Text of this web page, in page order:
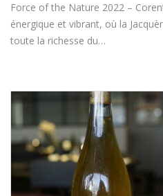
Force of the Nature 2022 –
énergique et vibrant, où la
toute la richesse du…